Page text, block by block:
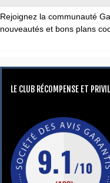
Rejoignez la communauté
nouveautés et bons plans
LE CLUB RÉCOMPENSE ET